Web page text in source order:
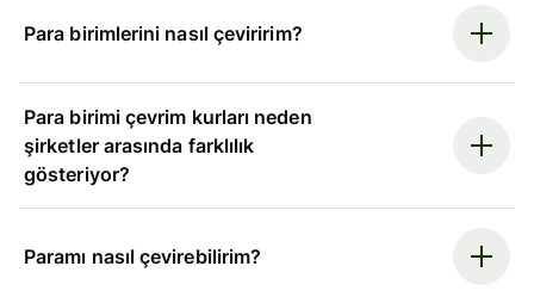
Para birimlerini nasıl çeviririm?
Para birimi çevrim kurları neden
şirketler arasında farklılık
gösteriyor?
Paramı nasıl çevirebilirim?